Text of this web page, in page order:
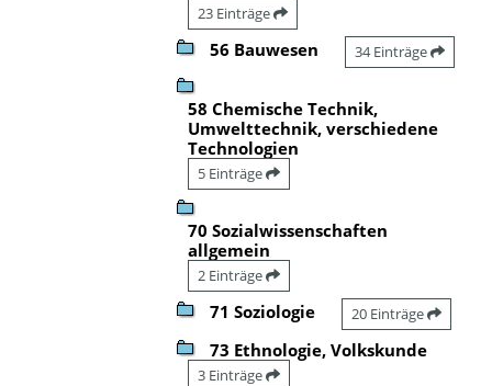
23 Einträge
56 Bauwesen 34 Einträge
58 Chemische Technik,
Umwelttechnik, verschiedene
Technologien
5 Einträge
70 Sozialwissenschaften
allgemein
2 Einträge
71 Soziologie 20 Einträge
73 Ethnologie, Volkskunde
3 Einträge